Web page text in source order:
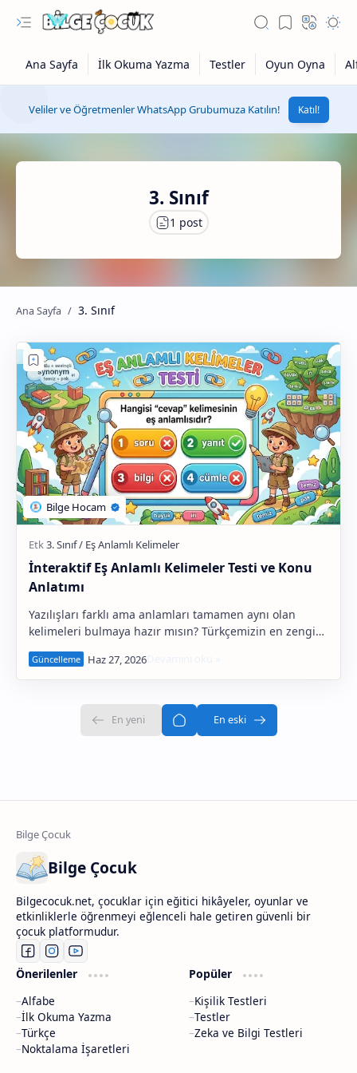
1. Sınıf Grubu
2. Sınıf Grubu
3. Sınıf Grubu
4. Sınıf Grubu
Veliler ve Öğretmenler WhatsApp Grubumuza Katılın! Katıl!
3. Sınıf
3. Sınıf
İnteraktif Eş Anlamlı Kelimeler Testi ve Konu
Anlatımı
Yazılışları farklı ama anlamları tamamen aynı olan
kelimeleri bulmaya hazır mısın? Türkçemizin en zengin
ve eğlenceli konularından biri olan Eş Anlam…
Bilge Çocuk
Bilgecocuk.net, çocuklar için eğitici hikâyeler, oyunlar ve
etkinliklerle öğrenmeyi eğlenceli hale getiren güvenli bir
çocuk platformudur.
Önerilenler
Alfabe
İlk Okuma Yazma
Türkçe
Noktalama İşaretleri
Popüler
Kişilik Testleri
Testler
Zeka ve Bilgi Testleri